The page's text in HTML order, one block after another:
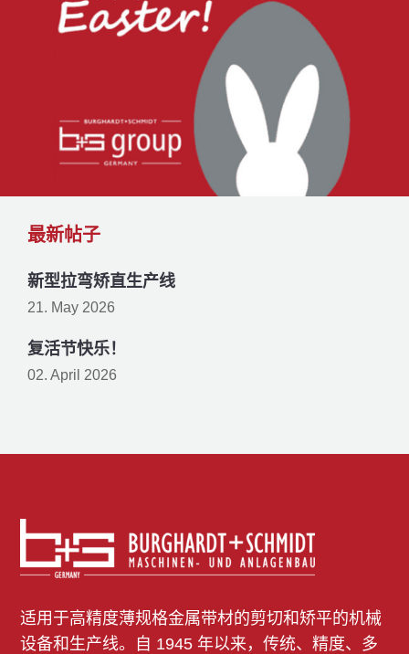
最新帖子
新型拉弯矫直生产线
21. May 2026
复活节快乐！
02. April 2026
适用于高精度薄规格金属带材的剪切和矫平的机械
设备和生产线。自 1945 年以来，传统、精度、多